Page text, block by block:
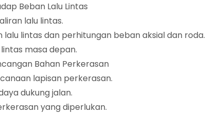
Beban Lalu Lintas
lalu lintas.
lalu lintas dan perhitungan beban aksial dan roda.
masa depan.
Bahan Perkerasan
lapisan perkerasan.
dukung jalan.
yang diperlukan.